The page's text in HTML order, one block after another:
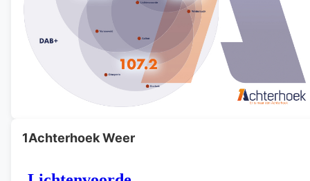
1Achterhoek Weer